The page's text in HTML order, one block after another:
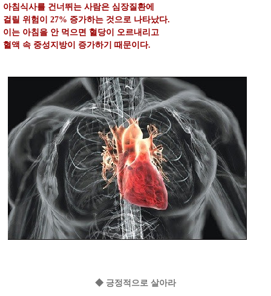
아침식사를 건너뛰는 사람은 심장질환에
걸릴 위험이 27% 증가하는 것으로 나타났다.
이는 아침을 안 먹으면 혈당이 오르내리고
혈액 속 중성지방이 증가하기 때문이다.
◆ 긍정적으로 살아라